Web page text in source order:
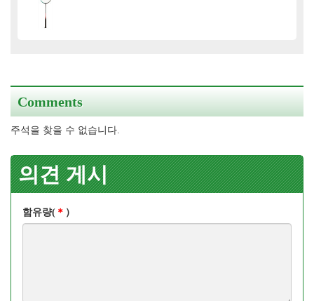
Comments
주석을 찾을 수 없습니다.
의견 게시
함유량( ＊ ）